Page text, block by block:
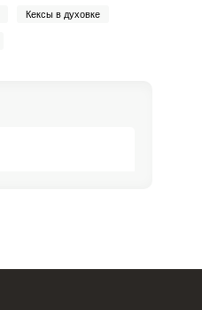
Кексы в духовке